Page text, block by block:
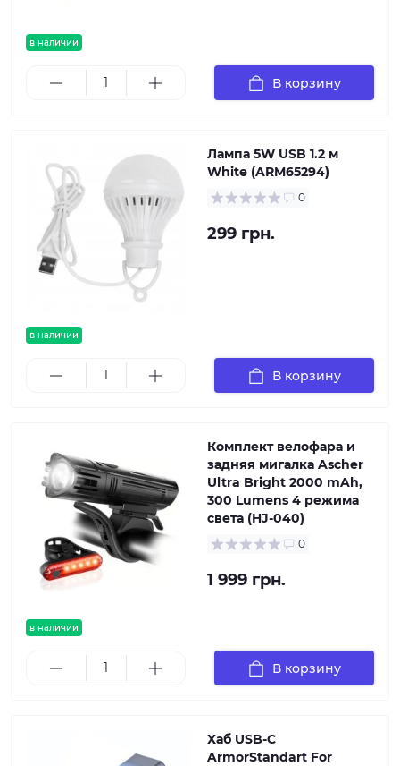
в наличии
В корзину
в наличии
Лампа 5W USB 1.2 м
White (ARM65294)
0
299 грн.
В корзину
в наличии
Комплект велофара и
задняя мигалка Ascher
Ultra Bright 2000 mAh,
300 Lumens 4 режима
света (HJ-040)
0
1 999 грн.
В корзину
Хаб USB-C
ArmorStandart For